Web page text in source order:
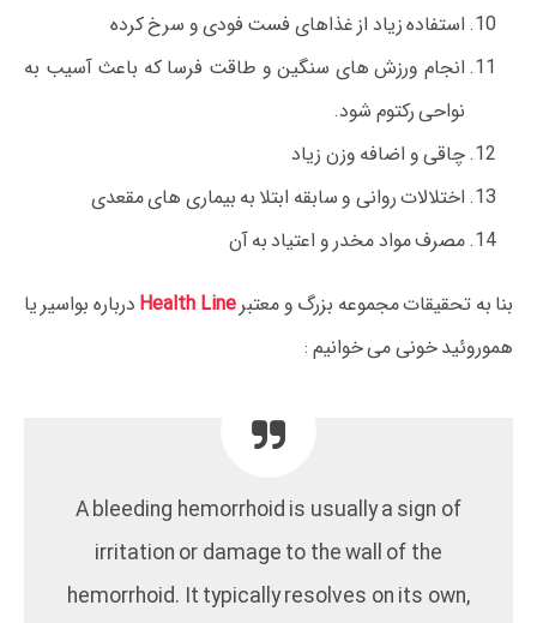
استفاده زیاد از غذاهای فست فودی و سرخ کرده
انجام ورزش های سنگین و طاقت فرسا که باعث آسیب به
نواحی رکتوم شود.
چاقی و اضافه وزن زیاد
اختلالات روانی و سابقه ابتلا به بیماری های مقعدی
مصرف مواد مخدر و اعتیاد به آن
بنا به تحقیقات مجموعه بزرگ و معتبرHealth Line درباره بواسیر یا
هموروئید خونی می خوانیم :
A bleeding hemorrhoid is usually a sign of
irritation or damage to the wall of the
hemorrhoid. It typically resolves on its own,